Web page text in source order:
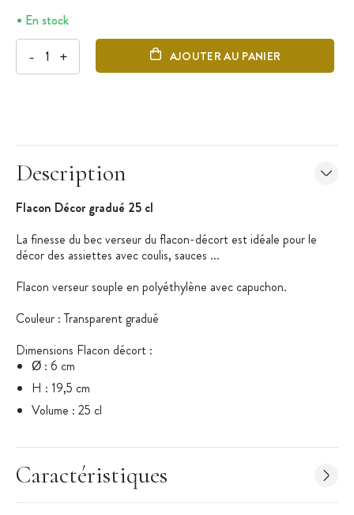
En stock
- + AJOUTER AU PANIER
Description
Flacon Décor gradué 25 cl
La finesse du bec verseur du flacon-décort est idéale pour le
décor des assiettes avec coulis, sauces ...
Flacon verseur souple en polyéthylène avec capuchon.
Couleur : Transparent gradué
Dimensions Flacon décort :
Ø : 6 cm
H : 19,5 cm
Volume : 25 cl
Caractéristiques